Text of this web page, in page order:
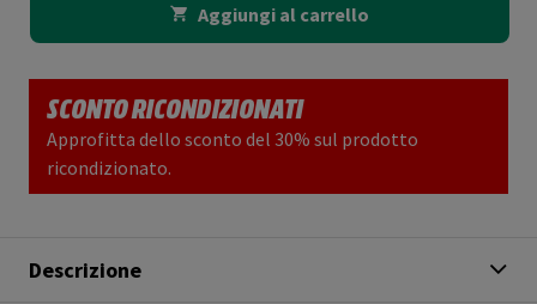
Aggiungi al carrello
SCONTO RICONDIZIONATI
Approfitta dello sconto del 30% sul prodotto
ricondizionato.
Descrizione